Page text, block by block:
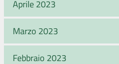
Aprile 2023
Marzo 2023
Febbraio 2023